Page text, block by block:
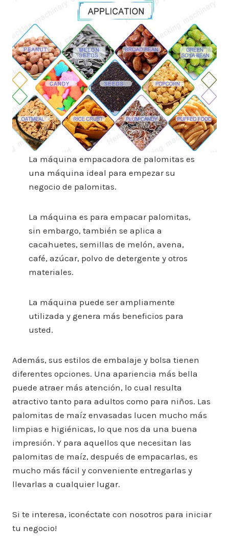
La máquina empacadora de palomitas es
una máquina ideal para empezar su
negocio de palomitas.
La máquina es para empacar palomitas,
sin embargo, también se aplica a
cacahuetes, semillas de melón, avena,
café, azúcar, polvo de detergente y otros
materiales.
La máquina puede ser ampliamente
utilizada y genera más beneficios para
usted.
Además, sus estilos de embalaje y bolsa tienen
diferentes opciones. Una apariencia más bella
puede atraer más atención, lo cual resulta
atractivo tanto para adultos como para niños. Las
palomitas de maíz envasadas lucen mucho más
limpias e higiénicas, lo que nos da una buena
impresión. Y para aquellos que necesitan las
palomitas de maíz, después de empacarlas, es
mucho más fácil y conveniente entregarlas y
llevarlas a cualquier lugar.
Si te interesa, ¡conéctate con nosotros para iniciar
tu negocio!